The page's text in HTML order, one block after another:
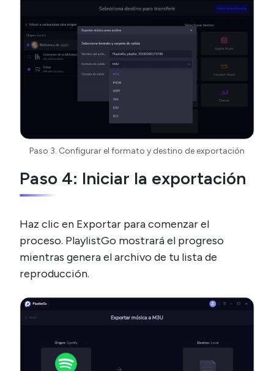
Paso 3. Configurar el formato y destino de exportación
Paso 4: Iniciar la exportación
Haz clic en Exportar para comenzar el
proceso. PlaylistGo mostrará el progreso
mientras genera el archivo de tu lista de
reproducción.